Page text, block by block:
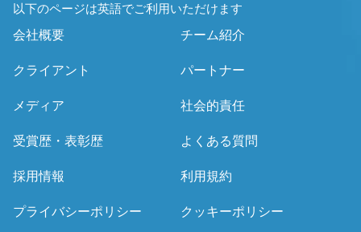
以下のページは英語でご利用いただけます
会社概要
チーム紹介
クライアント パートナー
メディア 社会的責任
受賞歴・表彰歴 よくある質問
採用情報 利用規約
プライバシーポリシー クッキーポリシー